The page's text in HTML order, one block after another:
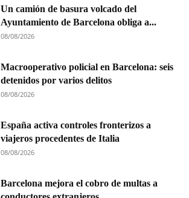
Un camión de basura volcado del
Ayuntamiento de Barcelona obliga a...
08/08/2026
Macrooperativo policial en Barcelona: seis
detenidos por varios delitos
08/08/2026
España activa controles fronterizos a
viajeros procedentes de Italia
08/08/2026
Barcelona mejora el cobro de multas a